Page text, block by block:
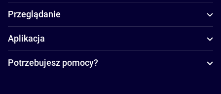
Przeglądanie
Aplikacja
Potrzebujesz pomocy?